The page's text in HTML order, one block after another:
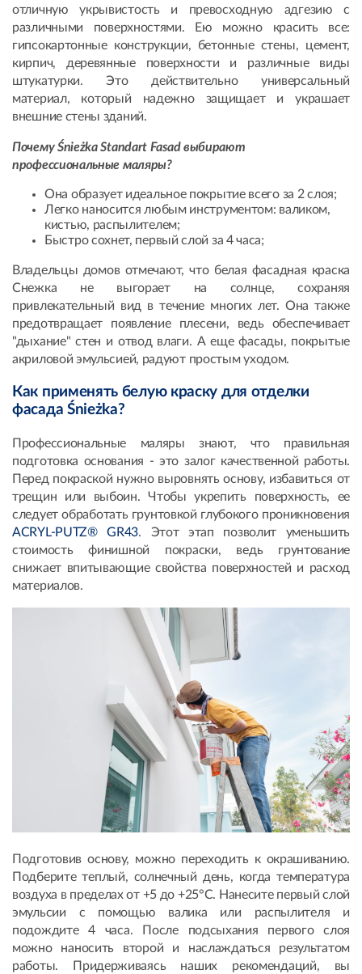
отличную укрывистость и превосходную адгезию с
различными поверхностями. Ею можно красить все:
гипсокартонные конструкции, бетонные стены, цемент,
кирпич, деревянные поверхности и различные виды
штукатурки. Это действительно универсальный
материал, который надежно защищает и украшает
внешние стены зданий.
Почему Śnieżka Standart Fasad выбирают
профессиональные маляры?
Она образует идеальное покрытие всего за 2 слоя;
Легко наносится любым инструментом: валиком,
кистью, распылителем;
Быстро сохнет, первый слой за 4 часа;
Владельцы домов отмечают, что белая фасадная краска
Снежка не выгорает на солнце, сохраняя
привлекательный вид в течение многих лет. Она также
предотвращает появление плесени, ведь обеспечивает
"дыхание" стен и отвод влаги. А еще фасады, покрытые
акриловой эмульсией, радуют простым уходом.
Как применять белую краску для отделки
фасада Śnieżka?
Профессиональные маляры знают, что правильная
подготовка основания - это залог качественной работы.
Перед покраской нужно выровнять основу, избавиться от
трещин или выбоин. Чтобы укрепить поверхность, ее
следует обработать грунтовкой глубокого проникновения
ACRYL-PUTZ® GR43. Этот этап позволит уменьшить
стоимость финишной покраски, ведь грунтование
снижает впитывающие свойства поверхностей и расход
материалов.
Подготовив основу, можно переходить к окрашиванию.
Подберите теплый, солнечный день, когда температура
воздуха в пределах от +5 до +25°C. Нанесите первый слой
эмульсии с помощью валика или распылителя и
подождите 4 часа. После подсыхания первого слоя
можно наносить второй и наслаждаться результатом
работы. Придерживаясь наших рекомендаций, вы